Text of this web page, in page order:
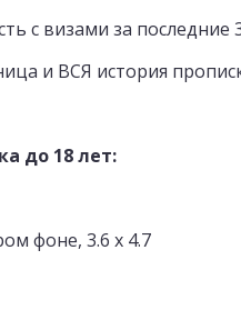
с визами за последние
и ВСЯ история
до 18 лет:
фоне, 3.6 х 4.7